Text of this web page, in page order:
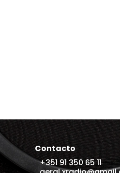
Contacto
+351 91 350 65 11